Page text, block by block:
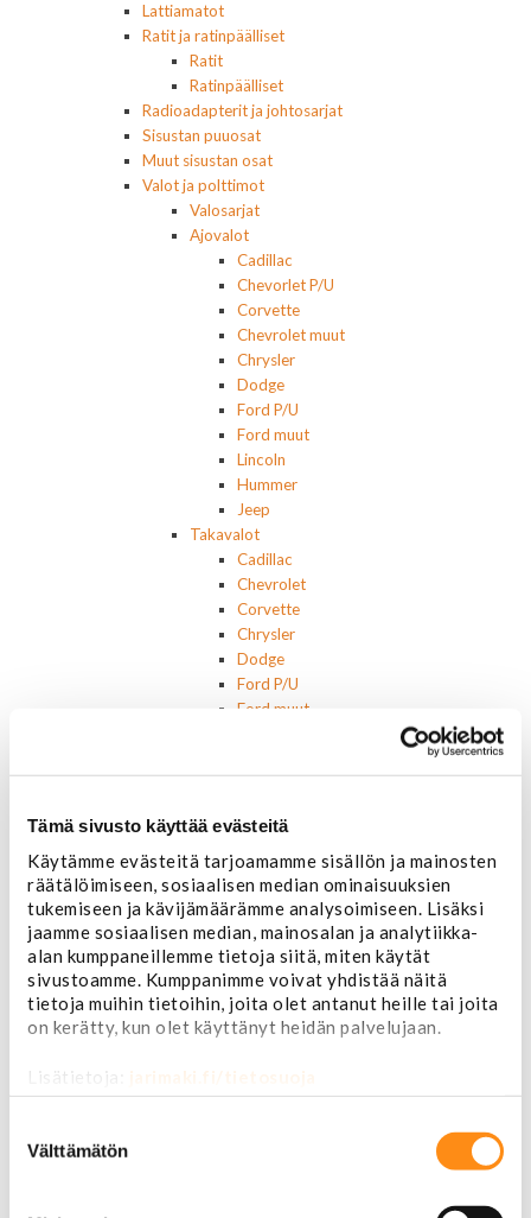
Tämä sivusto käyttää evästeitä
Käytämme evästeitä tarjoamamme sisällön ja mainosten
räätälöimiseen, sosiaalisen median ominaisuuksien
tukemiseen ja kävijämäärämme analysoimiseen. Lisäksi
jaamme sosiaalisen median, mainosalan ja analytiikka-
alan kumppaneillemme tietoja siitä, miten käytät
sivustoamme. Kumppanimme voivat yhdistää näitä
tietoja muihin tietoihin, joita olet antanut heille tai joita
on kerätty, kun olet käyttänyt heidän palvelujaan.
Lisätietoja: jarimaki.fi/tietosuoja
valinta
Välttämätön
Lattiamatot
Ratit ja ratinpäälliset
Ratit
Ratinpäälliset
Radioadapterit ja johtosarjat
Sisustan puuosat
Muut sisustan osat
Valot ja polttimot
Valosarjat
Ajovalot
Cadillac
Chevorlet P/U
Corvette
Chevrolet muut
Chrysler
Dodge
Ford P/U
Ford muut
Lincoln
Hummer
Jeep
Takavalot
Cadillac
Chevrolet
Corvette
Chrysler
Dodge
Ford P/U
Ford muut
Parkit / Vilkut
Sumu- ja peruutusvalot
Sivuvalot ja markerit
Polttimot
Sähköosat
Akut
Lasinnostin- ja keskuslukon moottorit
Laturit ja laturin osat
Laturit